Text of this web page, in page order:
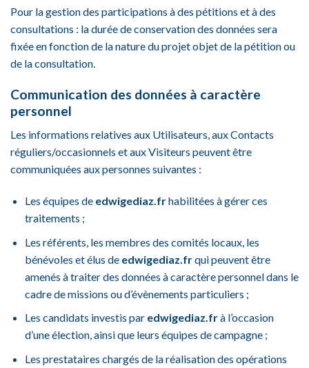
Pour la gestion des participations à des pétitions et à des
consultations : la durée de conservation des données sera
fixée en fonction de la nature du projet objet de la pétition ou
de la consultation.
Communication des données à caractère
personnel
Les informations relatives aux Utilisateurs, aux Contacts
réguliers/occasionnels et aux Visiteurs peuvent être
communiquées aux personnes suivantes :
Les équipes de edwigediaz.frhabilitées à gérer ces
traitements ;
Les référents, les membres des comités locaux, les
bénévoles et élus de edwigediaz.frqui peuvent être
amenés à traiter des données à caractère personnel dans le
cadre de missions ou d’évènements particuliers ;
Les candidats investis par edwigediaz.frà l’occasion
d’une élection, ainsi que leurs équipes de campagne ;
Les prestataires chargés de la réalisation des opérations